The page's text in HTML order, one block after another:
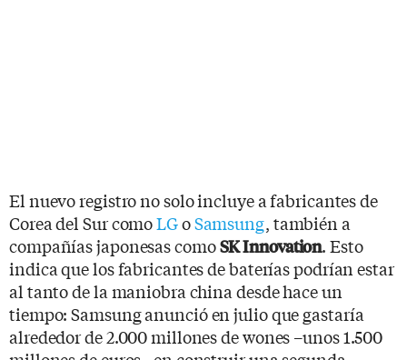
El nuevo registro no solo incluye a fabricantes de
Corea del Sur comoLGoSamsung, también a
compañías japonesas comoSK Innovation. Esto
indica que los fabricantes de baterías podrían estar
al tanto de la maniobra china desde hace un
tiempo: Samsung anunció en julio que gastaría
alrededor de 2.000 millones de wones –unos 1.500